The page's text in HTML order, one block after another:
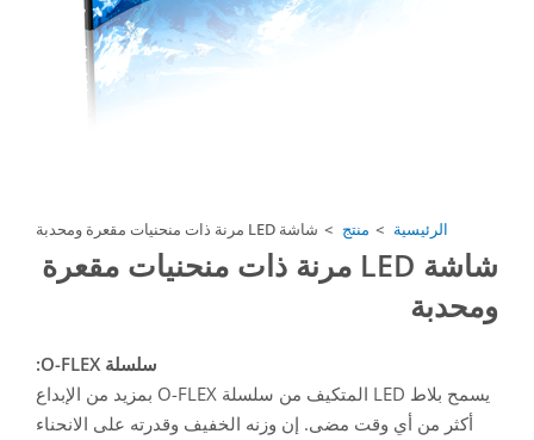
الرئيسية منتج شاشة LED مرنة ذات منحنيات مقعرة ومحدبة
شاشة LED مرنة ذات منحنيات مقعرة
ومحدبة
سلسلة O-FLEX:
يسمح بلاط LED المتكيف من سلسلة O-FLEX بمزيد من الإبداع
أكثر من أي وقت مضى. إن وزنه الخفيف وقدرته على الانحناء